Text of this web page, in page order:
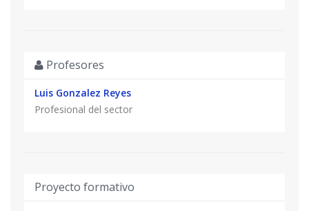
Profesores
Luis Gonzalez Reyes
Profesional del sector
Proyecto formativo